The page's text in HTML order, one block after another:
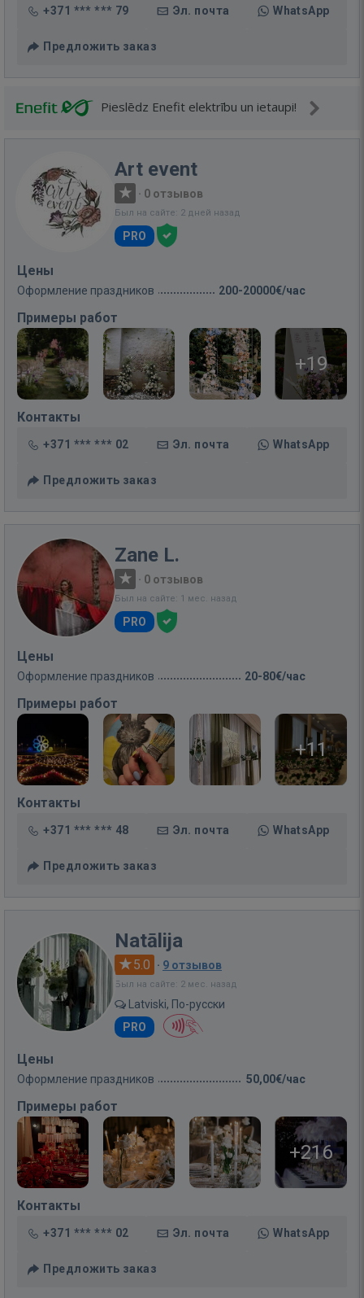
+371 *** *** 79 Эл. почта WhatsApp
Предложить заказ
Pieslēdz Enefit elektrību un ietaupi!
Art event
· 0 отзывов
Был на сайте: 2 дней назад
PRO
Цены
Оформление праздников 200-20000€/час
Примеры работ
+19
Контакты
+371 *** *** 02 Эл. почта WhatsApp
Предложить заказ
Zane L.
· 0 отзывов
Был на сайте: 1 мес. назад
PRO
Цены
Оформление праздников 20-80€/час
Примеры работ
+11
Контакты
+371 *** *** 48 Эл. почта WhatsApp
Предложить заказ
Natālija
5.0 · 9 отзывов
Был на сайте: 2 мес. назад
Latviski, По-русски
PRO
Цены
Оформление праздников 50,00€/час
Примеры работ
+216
Контакты
+371 *** *** 02 Эл. почта WhatsApp
Предложить заказ